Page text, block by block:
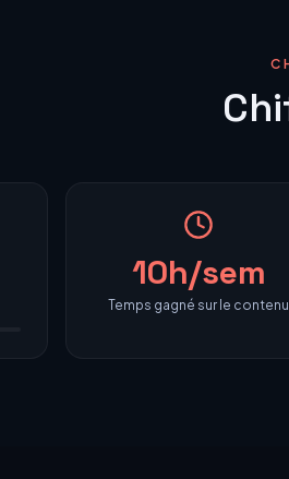
10h/sem
Temps gagné sur le contenu